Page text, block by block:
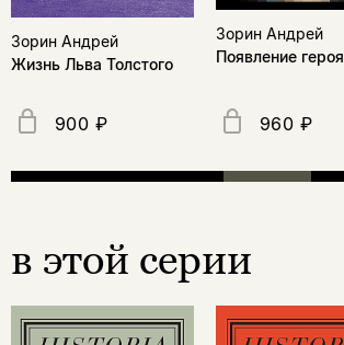
Зорин Андрей
Жизнь Льва Толстого
900 ₽
Зорин Андрей
Появление героя
960 ₽
в этой серии